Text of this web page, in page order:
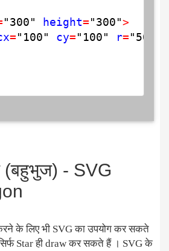
"300" height="300">
="100" cy="100" r="50"
(बहुभुज) - SVG
के लिए भी SVG का उपयोग कर सकते
Star ही draw कर सकते हैं । SVG के